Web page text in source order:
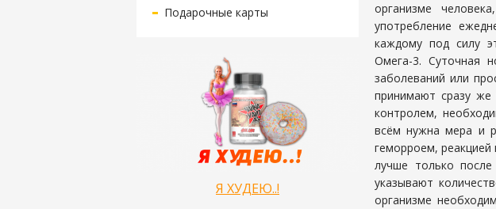
Подарочные карты
Я ХУДЕЮ..!
организме
употребление
каждому под силу
Омега-3. Суточная
заболеваний или
принимают сразу
контролем,
всём нужна мера и
геморроем,
лучше только
указывают
организме